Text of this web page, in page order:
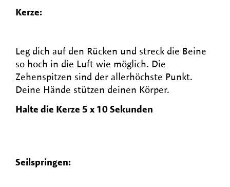
Kerze:
Leg dich auf den Rücken und streck die Beine
so hoch in die Luft wie möglich. Die
Zehenspitzen sind der allerhöchste Punkt.
Deine Hände stützen deinen Körper.
Halte die Kerze 5 x 10 Sekunden
Seilspringen: